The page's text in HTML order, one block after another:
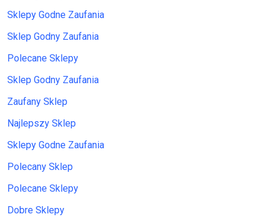
Sklepy Godne Zaufania
Sklep Godny Zaufania
Polecane Sklepy
Sklep Godny Zaufania
Zaufany Sklep
Najlepszy Sklep
Sklepy Godne Zaufania
Polecany Sklep
Polecane Sklepy
Dobre Sklepy